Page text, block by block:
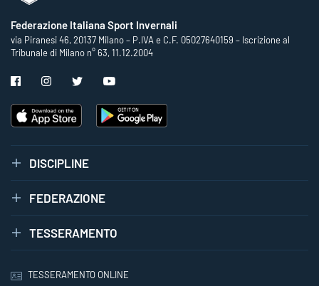
Federazione Italiana Sport Invernali
via Piranesi 46, 20137 Milano – P.IVA e C.F. 05027640159 – Iscrizione al
Tribunale di Milano n° 63, 11.12.2004
DISCIPLINE
FEDERAZIONE
TESSERAMENTO
TESSERAMENTO ONLINE